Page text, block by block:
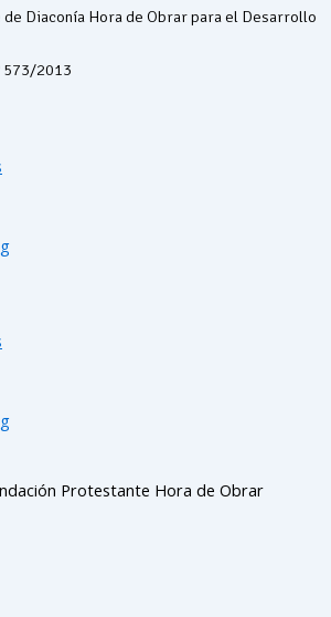
Diaconía Hora de Obrar para el Desarrollo
573/2013
Protestante Hora de Obrar